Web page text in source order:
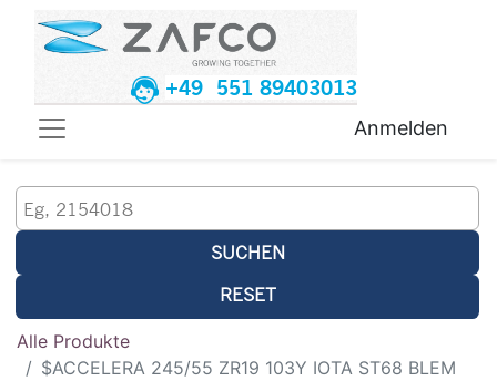
+49 551 89403013
Anmelden
SUCHEN
RESET
Alle Produkte
$ACCELERA 245/55 ZR19 103Y IOTA ST68 BLEM